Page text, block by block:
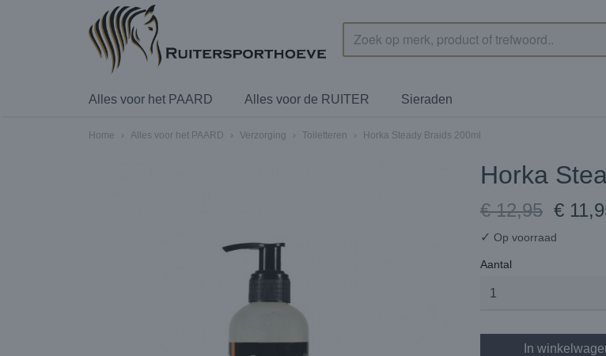
Alles voor het PAARD Alles voor de RUITER Sieraden
Home › Alles voor het PAARD › Verzorging › Toiletteren › Horka Steady Braids 200ml
Horka
€ 12,95 €
✓ Op voorraad
Aantal
In